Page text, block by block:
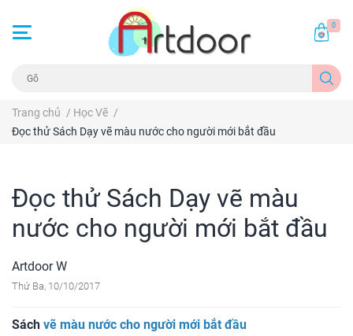
0
Trang chủ / Học Vẽ /
Đọc thử Sách Dạy vẽ màu nước cho người mới bắt đầu
Đọc thử Sách Dạy vẽ màu
nước cho người mới bắt đầu
Artdoor W
Thứ Ba, 10/10/2017
Sách vẽ màu nước cho người mới bắt đầu